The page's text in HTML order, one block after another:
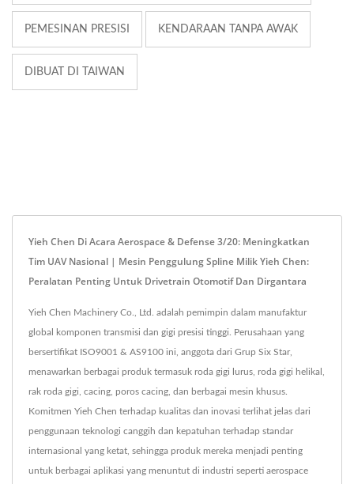
PEMESINAN PRESISI KENDARAAN TANPA AWAK
DIBUAT DI TAIWAN
Yieh Chen Di Acara Aerospace & Defense 3/20: Meningkatkan
Tim UAV Nasional | Mesin Penggulung Spline Milik Yieh Chen:
Peralatan Penting Untuk Drivetrain Otomotif Dan Dirgantara
Yieh Chen Machinery Co., Ltd. adalah pemimpin dalam manufaktur
global komponen transmisi dan gigi presisi tinggi. Perusahaan yang
bersertifikat ISO9001 & AS9100 ini, anggota dari Grup Six Star,
menawarkan berbagai produk termasuk roda gigi lurus, roda gigi helikal,
rak roda gigi, cacing, poros cacing, dan berbagai mesin khusus.
Komitmen Yieh Chen terhadap kualitas dan inovasi terlihat jelas dari
penggunaan teknologi canggih dan kepatuhan terhadap standar
internasional yang ketat, sehingga produk mereka menjadi penting
untuk berbagai aplikasi yang menuntut di industri seperti aerospace